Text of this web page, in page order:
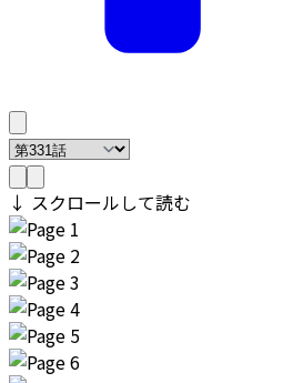
↓ スクロールして読む